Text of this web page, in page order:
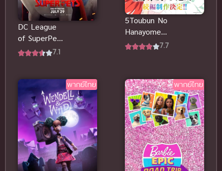
DC League
of SuperPets
ขบวนการ ซู7.1
5Toubun No
Hanayome
Movie เจ้าสาว
7.7
พากย์ไทย พากย์ไทย